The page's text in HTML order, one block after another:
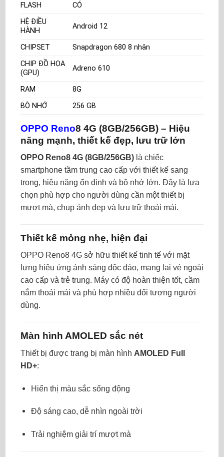
FLASH
CÓ
HỆ ĐIỀU
HÀNH
Android 12
CHIPSET
Snapdragon 680 8 nhân
CHIP ĐỒ HỌA
(GPU)
Adreno 610
RAM
8G
BỘ NHỚ
256 GB
OPPO Reno8 4G (8GB/256GB) – Hiệu
năng mạnh, thiết kế đẹp, lưu trữ lớn
OPPO Reno8 4G (8GB/256GB) là chiếc
smartphone tầm trung cao cấp với thiết kế sang
trọng, hiệu năng ổn định và bộ nhớ lớn. Đây là lựa
chọn phù hợp cho người dùng cần một thiết bị
mượt mà, chụp ảnh đẹp và lưu trữ thoải mái.
Thiết kế mỏng nhẹ, hiện đại
OPPO Reno8 4G sở hữu thiết kế tinh tế với mặt
lưng hiệu ứng ánh sáng độc đáo, mang lại vẻ ngoài
cao cấp và trẻ trung. Máy có độ hoàn thiện tốt, cầm
nắm thoải mái và phù hợp nhiều đối tượng người
dùng.
Màn hình AMOLED sắc nét
Thiết bị được trang bị màn hình AMOLED Full
HD+:
Hiển thị màu sắc sống động
Độ sáng cao, dễ nhìn ngoài trời
Trải nghiệm giải trí mượt mà